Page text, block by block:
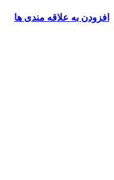
افزودن به علاقه مندی ها